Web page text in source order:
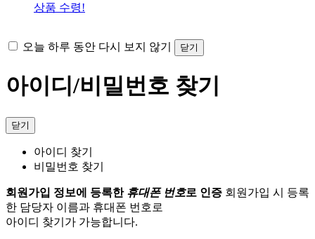
상품 수령!
오늘 하루 동안 다시 보지 않기 닫기
아이디/비밀번호 찾기
닫기
아이디 찾기
비밀번호 찾기
회원가입 정보에 등록한 휴대폰 번호로 인증 회원가입 시 등록
한 담당자 이름과 휴대폰 번호로
아이디 찾기가 가능합니다.